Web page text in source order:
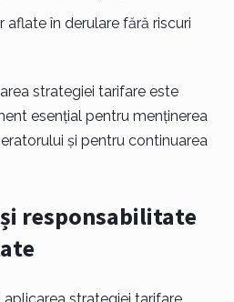
în derulare fără riscuri
strategiei tarifare este
esențial pentru menținerea
și pentru continuarea
responsabilitate